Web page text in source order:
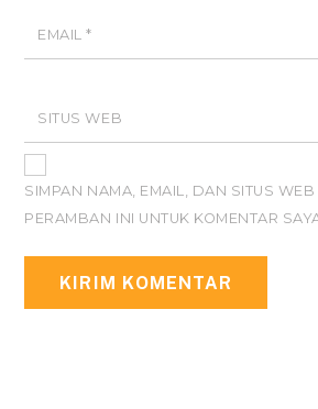
EMAIL*
SITUS WEB
SIMPAN NAMA, EMAIL, DAN SITUS
PERAMBAN INI UNTUK KOMENTAR